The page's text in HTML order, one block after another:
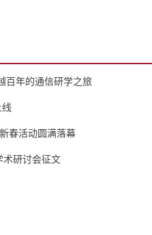
百年的通信研学之旅
春活动圆满落幕
术研讨会征文